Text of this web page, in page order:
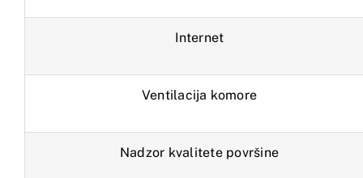
Internet
Ventilacija komore
Nadzor kvalitete površine